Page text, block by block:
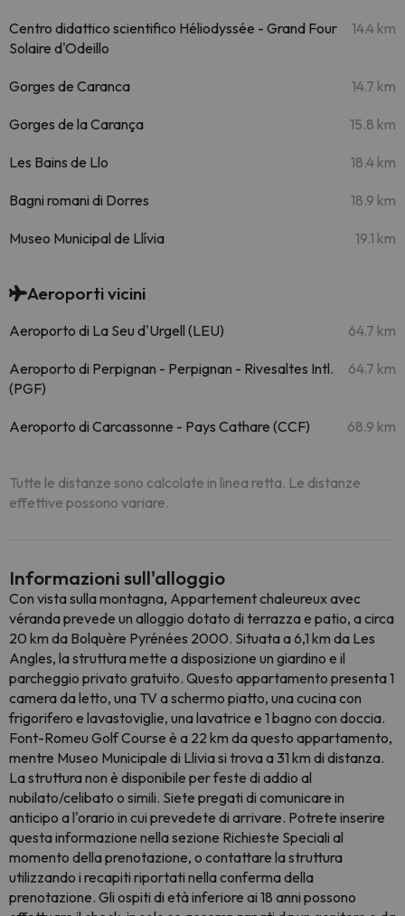
Centro didattico scientifico Héliodyssée - Grand Four
Solaire d'Odeillo
14.4 km
Gorges de Caranca 14.7 km
Gorges de la Carança 15.8 km
Les Bains de Llo 18.4 km
Bagni romani di Dorres 18.9 km
Museo Municipal de Llívia 19.1 km
Aeroporti vicini
Aeroporto di La Seu d'Urgell (LEU) 64.7 km
Aeroporto di Perpignan - Perpignan - Rivesaltes Intl.
(PGF)
64.7 km
Aeroporto di Carcassonne - Pays Cathare (CCF) 68.9 km
Tutte le distanze sono calcolate in linea retta. Le distanze
effettive possono variare.
Informazioni sull'alloggio
Con vista sulla montagna, Appartement chaleureux avec
véranda prevede un alloggio dotato di terrazza e patio, a circa
20 km da Bolquère Pyrénées 2000. Situata a 6,1 km da Les
Angles, la struttura mette a disposizione un giardino e il
parcheggio privato gratuito. Questo appartamento presenta 1
camera da letto, una TV a schermo piatto, una cucina con
frigorifero e lavastoviglie, una lavatrice e 1 bagno con doccia.
Font-Romeu Golf Course è a 22 km da questo appartamento,
mentre Museo Municipale di Llivia si trova a 31 km di distanza.
La struttura non è disponibile per feste di addio al
nubilato/celibato o simili. Siete pregati di comunicare in
anticipo a l'orario in cui prevedete di arrivare. Potrete inserire
questa informazione nella sezione Richieste Speciali al
momento della prenotazione, o contattare la struttura
utilizzando i recapiti riportati nella conferma della
prenotazione. Gli ospiti di età inferiore ai 18 anni possono